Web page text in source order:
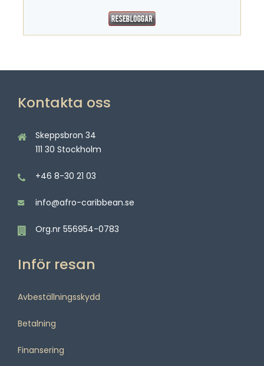
Kontakta oss
Skeppsbron 34
111 30 Stockholm
+46 8-30 21 03
info@afro-caribbean.se
Org.nr 556954-0783
Inför resan
Avbeställningsskydd
Betalning
Finansering